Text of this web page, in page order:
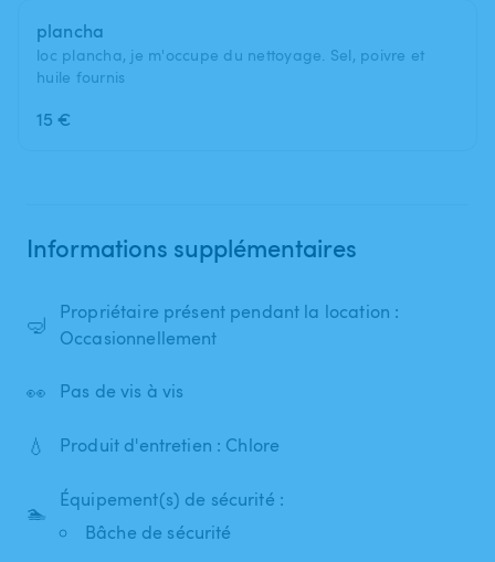
plancha
loc plancha, je m'occupe du nettoyage. Sel, poivre et
huile fournis
15 €
Informations supplémentaires
🤿
Propriétaire présent pendant la location :
Occasionnellement
👀 Pas de vis à vis
💧 Produit d'entretien : Chlore
🏊
Équipement(s) de sécurité :
Bâche de sécurité